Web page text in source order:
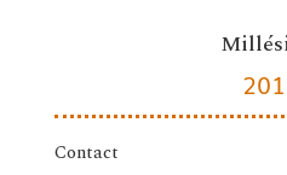
Contact